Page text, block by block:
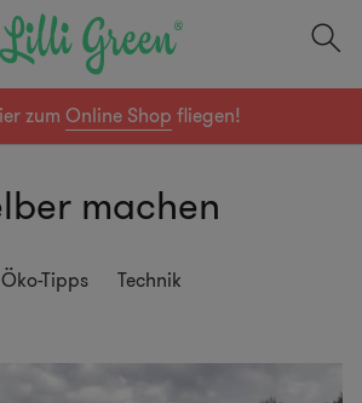
zumOnline Shop fliegen!
machen
Öko-Tipps Technik